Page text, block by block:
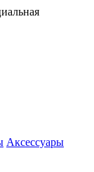
Аксессуары